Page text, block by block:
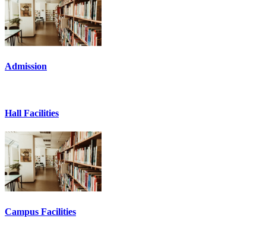
Admission
Hall Facilities
Campus Facilities